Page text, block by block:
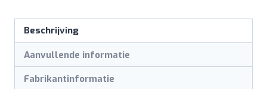
Beschrijving
Aanvullende informatie
Fabrikantinformatie